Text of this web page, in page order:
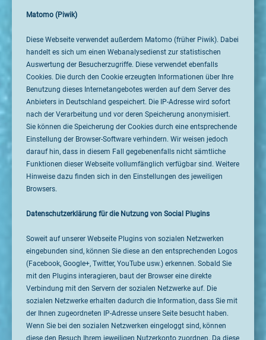
Matomo (Piwik)
Diese Webseite verwendet außerdem Matomo (früher Piwik). Dabei
handelt es sich um einen Webanalysedienst zur statistischen
Auswertung der Besucherzugriffe. Diese verwendet ebenfalls
Cookies. Die durch den Cookie erzeugten Informationen über Ihre
Benutzung dieses Internetangebotes werden auf dem Server des
Anbieters in Deutschland gespeichert. Die IP-Adresse wird sofort
nach der Verarbeitung und vor deren Speicherung anonymisiert.
Sie können die Speicherung der Cookies durch eine entsprechende
Einstellung der Browser-Software verhindern. Wir weisen jedoch
darauf hin, dass in diesem Fall gegebenenfalls nicht sämtliche
Funktionen dieser Webseite vollumfänglich verfügbar sind. Weitere
Hinweise dazu finden sich in den Einstellungen des jeweiligen
Browsers.
Datenschutzerklärung für die Nutzung von Social Plugins
Soweit auf unserer Webseite Plugins von sozialen Netzwerken
eingebunden sind, können Sie diese an den entsprechenden Logos
(Facebook, Google+, Twitter, YouTube usw.) erkennen. Sobald Sie
mit den Plugins interagieren, baut der Browser eine direkte
Verbindung mit den Servern der sozialen Netzwerke auf. Die
sozialen Netzwerke erhalten dadurch die Information, dass Sie mit
der Ihnen zugeordneten IP-Adresse unsere Seite besucht haben.
Wenn Sie bei den sozialen Netzwerken eingeloggt sind, können
diese den Besuch Ihrem jeweiligen Nutzerkonto zuordnen. Da diese